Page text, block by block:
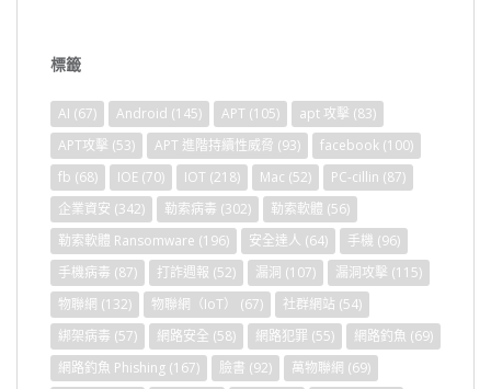
標籤
AI (67) Android (145) APT (105) apt 攻擊 (83)
APT攻擊 (53) APT 進階持續性威脅 (93) facebook (100)
fb (68) IOE (70) IOT (218) Mac (52) PC-cillin (87)
企業資安 (342) 勒索病毒 (302) 勒索軟體 (56)
勒索軟體 Ransomware (196) 安全達人 (64) 手機 (96)
手機病毒 (87) 打詐週報 (52) 漏洞 (107) 漏洞攻擊 (115)
物聯網 (132) 物聯網（IoT） (67) 社群網站 (54)
綁架病毒 (57) 網路安全 (58) 網路犯罪 (55) 網路釣魚 (69)
網路釣魚 Phishing (167) 臉書 (92) 萬物聯網 (69)